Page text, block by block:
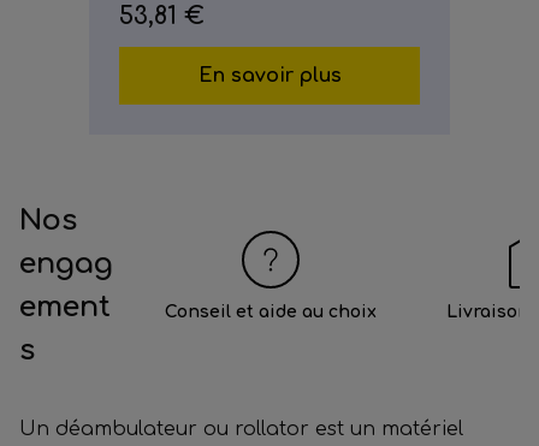
53,81 €
En savoir plus
Nos
engag
ement
s
Conseil et aide au choix Livraison
Un déambulateur ou rollator est un matériel